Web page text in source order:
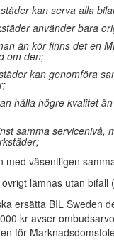
kan serva alla
använder bara
än kör finns det en
om den;
kan genomföra
hålla högre kvalitet
samma servicenivå,
med väsentligen
lämnas utan bifall
ersätta BIL Sweden
kr avser
för